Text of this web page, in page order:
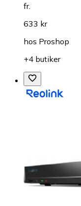
fr.
633 kr
hos Proshop
+4 butiker